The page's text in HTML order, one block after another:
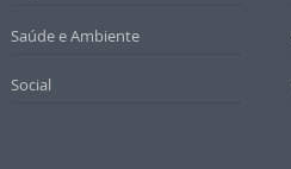
Saúde e Ambiente
Social